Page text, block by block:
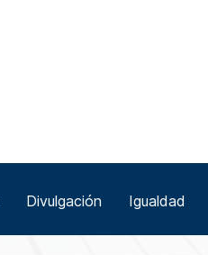
Divulgación Igualdad